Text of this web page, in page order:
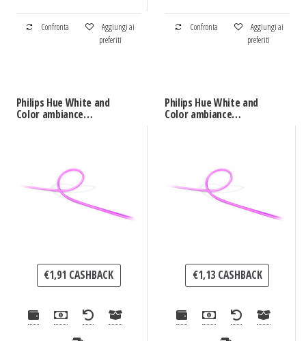
Confronta
Aggiungi ai
preferiti
Confronta
Aggiungi ai
preferiti
Philips Hue White and
Color ambiance
€1,91 CASHBACK
Philips Hue White and
Color ambiance
€1,13CASHBACK